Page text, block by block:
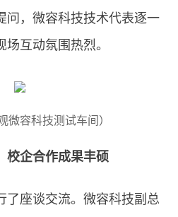
问，微容科技技术代表逐一
场互动氛围热烈。
微容科技测试车间）
校企合作成果丰硕
了座谈交流。微容科技副总